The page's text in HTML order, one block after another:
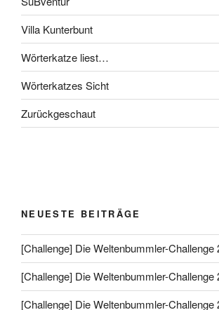
Villa Kunterbunt
Wörterkatze liest…
Wörterkatzes Sicht
Zurückgeschaut
NEUESTE BEITRÄGE
[Challenge] Die Weltenbummler-Challenge
[Challenge] Die Weltenbummler-Challenge
[Challenge] Die Weltenbummler-Challenge